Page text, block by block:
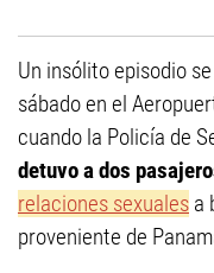
Un insólito episodio
sábado en el
cuando la Policía de
detuvo a dos
relaciones sexuales a
proveniente de